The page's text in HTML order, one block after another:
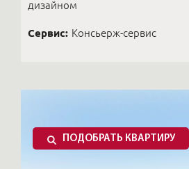
дизайном
Сервис: Консьерж-сервис
ПОДОБРАТЬ КВАРТИРУ